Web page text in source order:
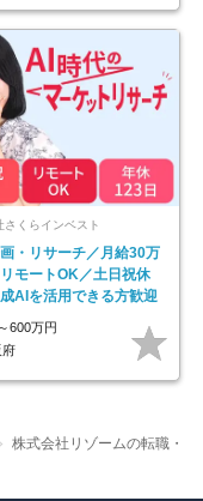
さくらインベスト
・リサーチ／月給30万
モートOK／土日祝休
AIを活用できる方歓迎
600万円
府
株式会社リゾームの転職・